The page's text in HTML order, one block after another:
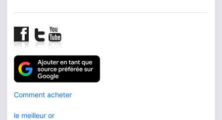
Comment acheter
le meilleur or